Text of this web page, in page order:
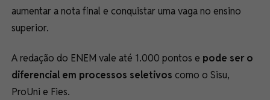
aumentar a nota final e conquistar uma vaga no ensino
superior.
A redação do ENEM vale até 1.000 pontos e pode ser o
diferencial em processos seletivos como o Sisu,
ProUni e Fies.